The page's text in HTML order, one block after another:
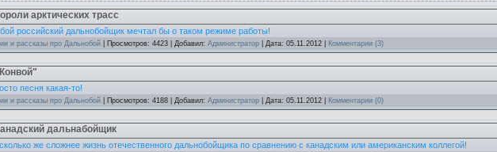
арктических трасс
российский дальнобойщик мечтал бы о таком режиме работы!
и рассказы про Дальнобой | Просмотров: 4423 | Добавил: Администратор | Дата: 05.11.2012 Комментарии (3)
песня какая-то!
и рассказы про Дальнобой | Просмотров: 4188 | Добавил: Администратор | Дата: 05.11.2012 Комментарии (0)
дальнабойщик
же сложнее жизнь отечественного дальнобойщика по сравнению с канадским или американским коллегой!